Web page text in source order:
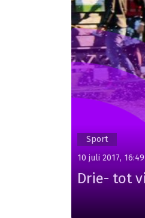
Sport
10 juli 2017, 16:49
Drie- tot